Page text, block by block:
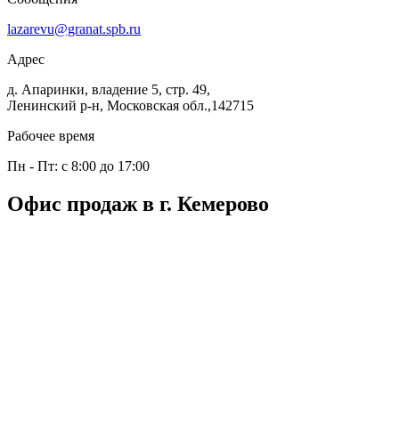
lazarevu@granat.spb.ru
Адрес
д. Апаринки, владение 5, стр. 49,
Ленинский р-н, Московская обл.,142715
Рабочее время
Пн - Пт: с 8:00 до 17:00
Офис продаж в г. Кемерово